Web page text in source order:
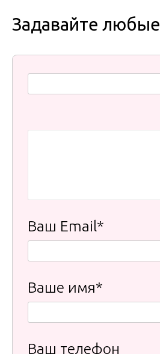
Задавайте
Ваш Email*
Ваше имя*
Ваш телефон